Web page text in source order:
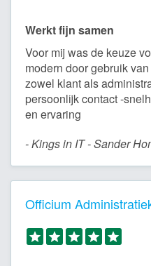
Werkt fijn samen
Voor mij was de keuze
modern door gebruik
zowel klant als
persoonlijk contact -
en ervaring
- Kings in IT - Sander
Officium